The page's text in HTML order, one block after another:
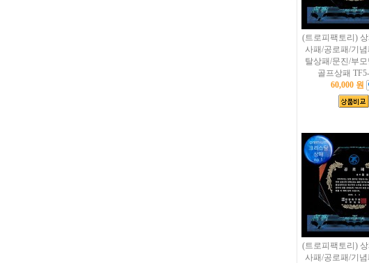
(트로피팩토리)
사패/공로패/기
탈상패/문진/부
골프상패
60,000 원
(트로피팩토리)
사패/공로패/기